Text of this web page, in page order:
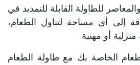
للطاولة القابلة للتمديد في
إلى أي مساحة لتناول الطعام،
أو مهنية.
الخاصة بك مع طاولة الطعام